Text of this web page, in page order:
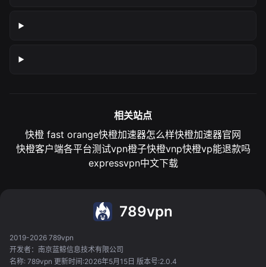
相关站点
快橙 fast orange快橙加速器怎么样快橙加速器官网
快橙客户端各平台测试vpn橙子快橙vnp快橙vp能退款吗
expressvpn中文下载
789vpn
2019-2026 789vpn
开发者：南京蓝鲸信息技术有限公司
名称: 789vpn 更新时间:2026年5月15日 版本号:2.0.4